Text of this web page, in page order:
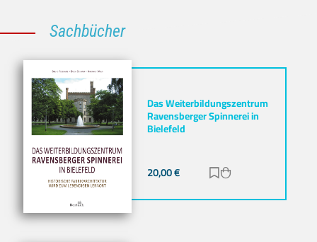
Sachbücher
Das Weiterbildungszentrum
Ravensberger Spinnerei in
Bielefeld
20,00€ Zur Merkliste